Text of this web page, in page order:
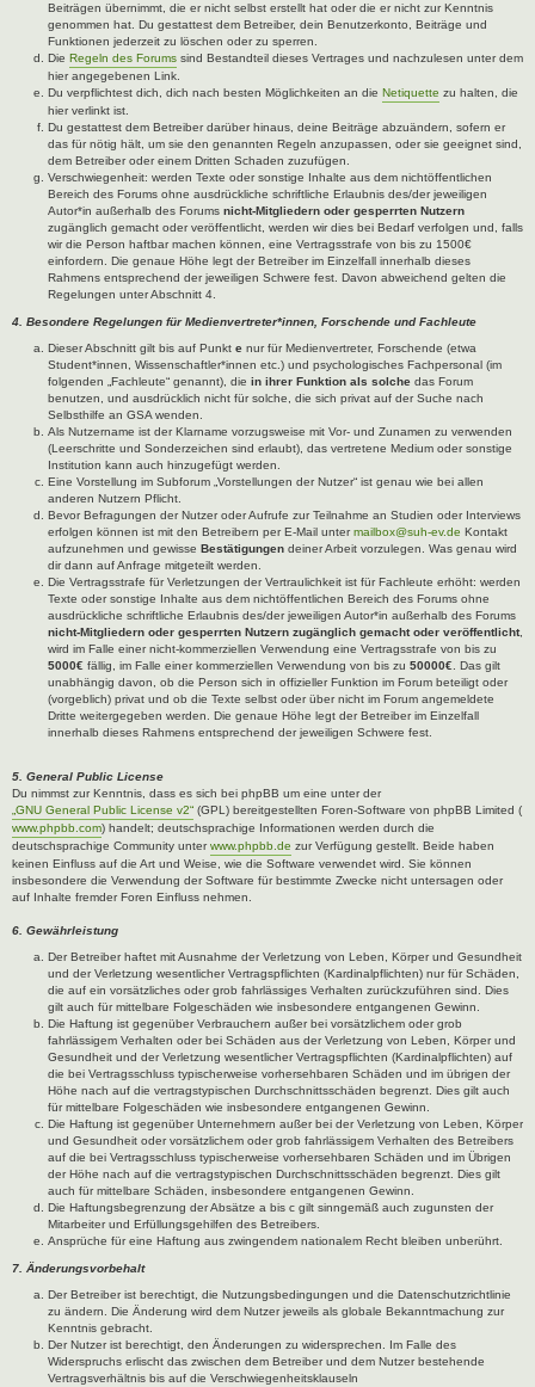
Beiträgen übernimmt, die er nicht selbst erstellt hat oder die er nicht zur Kenntnis
genommen hat. Du gestattest dem Betreiber, dein Benutzerkonto, Beiträge und
Funktionen jederzeit zu löschen oder zu sperren.
Die Regeln des Forums sind Bestandteil dieses Vertrages und nachzulesen unter dem
hier angegebenen Link.
Du verpflichtest dich, dich nach besten Möglichkeiten an die Netiquette zu halten, die
hier verlinkt ist.
Du gestattest dem Betreiber darüber hinaus, deine Beiträge abzuändern, sofern er
das für nötig hält, um sie den genannten Regeln anzupassen, oder sie geeignet sind,
dem Betreiber oder einem Dritten Schaden zuzufügen.
Verschwiegenheit: werden Texte oder sonstige Inhalte aus dem nichtöffentlichen
Bereich des Forums ohne ausdrückliche schriftliche Erlaubnis des/der jeweiligen
Autor*in außerhalb des Forums nicht-Mitgliedern oder gesperrten Nutzern
zugänglich gemacht oder veröffentlicht, werden wir dies bei Bedarf verfolgen und, falls
wir die Person haftbar machen können, eine Vertragsstrafe von bis zu 1500€
einfordern. Die genaue Höhe legt der Betreiber im Einzelfall innerhalb dieses
Rahmens entsprechend der jeweiligen Schwere fest. Davon abweichend gelten die
Regelungen unter Abschnitt 4.
4. Besondere Regelungen für Medienvertreter*innen, Forschende und Fachleute
Dieser Abschnitt gilt bis auf Punkt e nur für Medienvertreter, Forschende (etwa
Student*innen, Wissenschaftler*innen etc.) und psychologisches Fachpersonal (im
folgenden „Fachleute“ genannt), die in ihrer Funktion als solche das Forum
benutzen, und ausdrücklich nicht für solche, die sich privat auf der Suche nach
Selbsthilfe an GSA wenden.
Als Nutzername ist der Klarname vorzugsweise mit Vor- und Zunamen zu verwenden
(Leerschritte und Sonderzeichen sind erlaubt), das vertretene Medium oder sonstige
Institution kann auch hinzugefügt werden.
Eine Vorstellung im Subforum „Vorstellungen der Nutzer“ ist genau wie bei allen
anderen Nutzern Pflicht.
Bevor Befragungen der Nutzer oder Aufrufe zur Teilnahme an Studien oder Interviews
erfolgen können ist mit den Betreibern per E-Mail untermailbox@suh-ev.de Kontakt
aufzunehmen und gewisse Bestätigungen deiner Arbeit vorzulegen. Was genau wird
dir dann auf Anfrage mitgeteilt werden.
Die Vertragsstrafe für Verletzungen der Vertraulichkeit ist für Fachleute erhöht: werden
Texte oder sonstige Inhalte aus dem nichtöffentlichen Bereich des Forums ohne
ausdrückliche schriftliche Erlaubnis des/der jeweiligen Autor*in außerhalb des Forums
nicht-Mitgliedern oder gesperrten Nutzern zugänglich gemacht oder veröffentlicht,
wird im Falle einer nicht-kommerziellen Verwendung eine Vertragsstrafe von bis zu
5000€ fällig, im Falle einer kommerziellen Verwendung von bis zu 50000€ . Das gilt
unabhängig davon, ob die Person sich in offizieller Funktion im Forum beteiligt oder
(vorgeblich) privat und ob die Texte selbst oder über nicht im Forum angemeldete
Dritte weitergegeben werden. Die genaue Höhe legt der Betreiber im Einzelfall
innerhalb dieses Rahmens entsprechend der jeweiligen Schwere fest.
5. General Public License
Du nimmst zur Kenntnis, dass es sich bei phpBB um eine unter der
„GNU General Public License v2“ (GPL) bereitgestellten Foren-Software von phpBB Limited (
www.phpbb.com) handelt; deutschsprachige Informationen werden durch die
deutschsprachige Community unterwww.phpbb.de zur Verfügung gestellt. Beide haben
keinen Einfluss auf die Art und Weise, wie die Software verwendet wird. Sie können
insbesondere die Verwendung der Software für bestimmte Zwecke nicht untersagen oder
auf Inhalte fremder Foren Einfluss nehmen.
6. Gewährleistung
Der Betreiber haftet mit Ausnahme der Verletzung von Leben, Körper und Gesundheit
und der Verletzung wesentlicher Vertragspflichten (Kardinalpflichten) nur für Schäden,
die auf ein vorsätzliches oder grob fahrlässiges Verhalten zurückzuführen sind. Dies
gilt auch für mittelbare Folgeschäden wie insbesondere entgangenen Gewinn.
Die Haftung ist gegenüber Verbrauchern außer bei vorsätzlichem oder grob
fahrlässigem Verhalten oder bei Schäden aus der Verletzung von Leben, Körper und
Gesundheit und der Verletzung wesentlicher Vertragspflichten (Kardinalpflichten) auf
die bei Vertragsschluss typischerweise vorhersehbaren Schäden und im übrigen der
Höhe nach auf die vertragstypischen Durchschnittsschäden begrenzt. Dies gilt auch
für mittelbare Folgeschäden wie insbesondere entgangenen Gewinn.
Die Haftung ist gegenüber Unternehmern außer bei der Verletzung von Leben, Körper
und Gesundheit oder vorsätzlichem oder grob fahrlässigem Verhalten des Betreibers
auf die bei Vertragsschluss typischerweise vorhersehbaren Schäden und im Übrigen
der Höhe nach auf die vertragstypischen Durchschnittsschäden begrenzt. Dies gilt
auch für mittelbare Schäden, insbesondere entgangenen Gewinn.
Die Haftungsbegrenzung der Absätze a bis c gilt sinngemäß auch zugunsten der
Mitarbeiter und Erfüllungsgehilfen des Betreibers.
Ansprüche für eine Haftung aus zwingendem nationalem Recht bleiben unberührt.
7. Änderungsvorbehalt
Der Betreiber ist berechtigt, die Nutzungsbedingungen und die Datenschutzrichtlinie
zu ändern. Die Änderung wird dem Nutzer jeweils als globale Bekanntmachung zur
Kenntnis gebracht.
Der Nutzer ist berechtigt, den Änderungen zu widersprechen. Im Falle des
Widerspruchs erlischt das zwischen dem Betreiber und dem Nutzer bestehende
Vertragsverhältnis bis auf die Verschwiegenheitsklauseln